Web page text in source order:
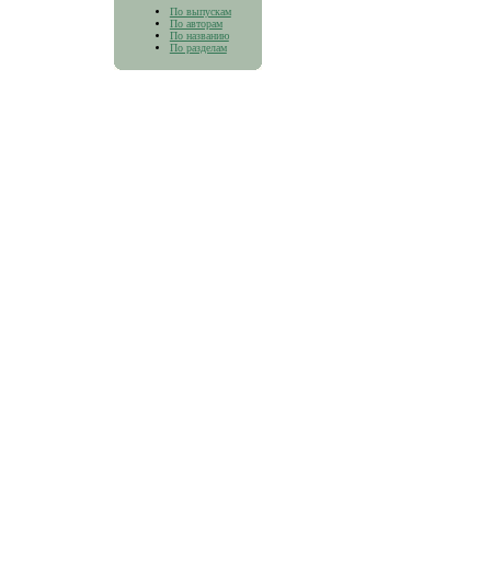
По выпускам
По авторам
По названию
По разделам